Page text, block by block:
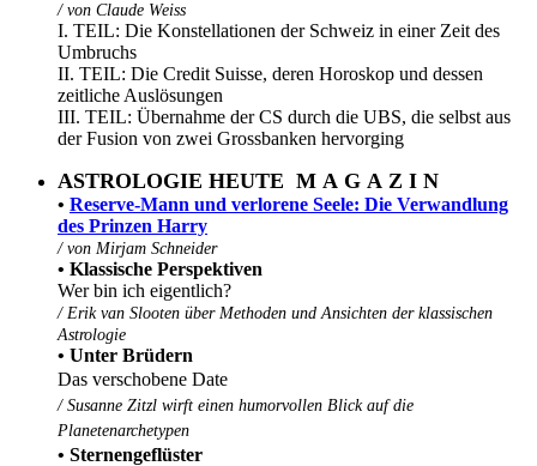
/ von Claude Weiss
I. TEIL: Die Konstellationen der Schweiz in einer Zeit des
Umbruchs
II. TEIL: Die Credit Suisse, deren Horoskop und dessen
zeitliche Auslösungen
III. TEIL: Übernahme der CS durch die UBS, die selbst aus
der Fusion von zwei Grossbanken hervorging
ASTROLOGIE HEUTE M A G A Z I N
• Reserve-Mann und verlorene Seele: Die Verwandlung
des Prinzen Harry
/ von Mirjam Schneider
• Klassische Perspektiven
Wer bin ich eigentlich?
/ Erik van Slooten über Methoden und Ansichten der klassischen
Astrologie
• Unter Brüdern
Das verschobene Date
/ Susanne Zitzl wirft einen humorvollen Blick auf die
Planetenarchetypen
• Sternengeflüster